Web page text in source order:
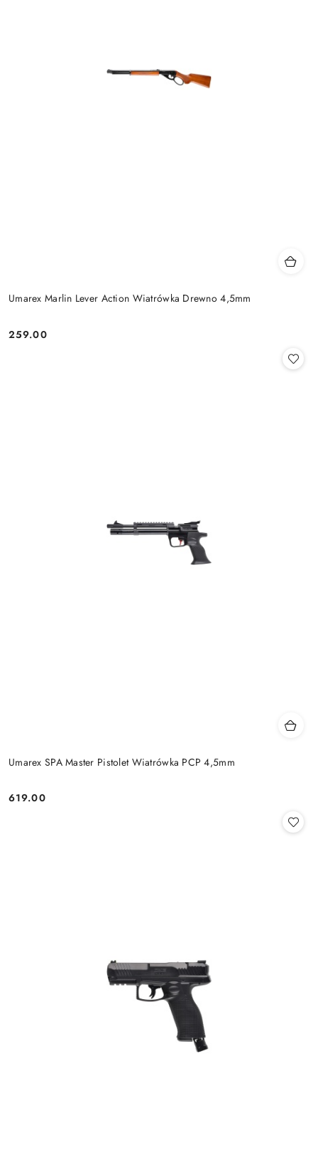
Umarex Marlin Lever Action Wiatrówka Drewno 4,5mm
Cena:
259.00
Umarex SPA Master Pistolet Wiatrówka PCP 4,5mm
Cena:
619.00